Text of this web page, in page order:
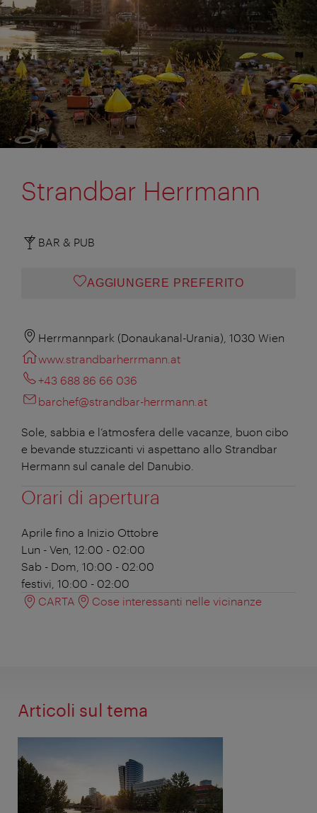
Strandbar Herrmann
BAR & PUB
AGGIUNGERE PREFERITO
Herrmannpark (Donaukanal-Urania), 1030 Wien
www.strandbarherrmann.at
+43 688 86 66 036
barchef@strandbar-herrmann.at
Sole, sabbia e l’atmosfera delle vacanze, buon cibo
e bevande stuzzicanti vi aspettano allo Strandbar
Hermann sul canale del Danubio.
Orari di apertura
Aprile fino a Inizio Ottobre
Lun - Ven, 12:00 - 02:00
Sab - Dom, 10:00 - 02:00
festivi, 10:00 - 02:00
CARTA
Cose interessanti nelle vicinanze
Articoli sul tema